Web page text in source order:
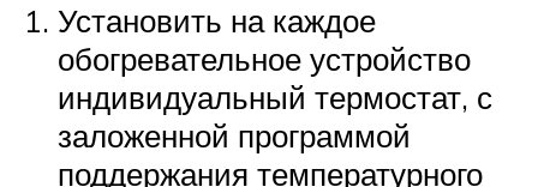
Установить на каждое
обогревательное устройство
индивидуальный термостат, с
заложенной программой
поддержания температурного